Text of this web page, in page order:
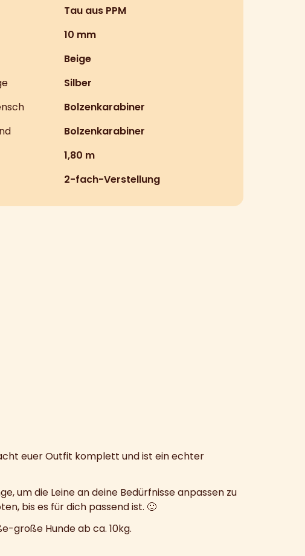
Tau aus PPM
10 mm
Beige
Silber
Bolzenkarabiner
Bolzenkarabiner
1,80 m
2-fach-Verstellung
euer Outfit komplett und ist ein echter
um die Leine an deine Bedürfnisse anpassen zu
bis es für dich passend ist. 🙂
große Hunde ab ca. 10kg.